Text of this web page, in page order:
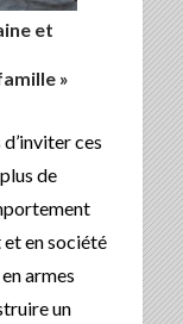
et
»
ces
de
en société
armes
un